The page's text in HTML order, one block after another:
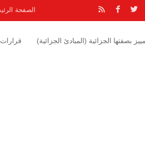
الصفحة
بصفتها الجزائية (المبادئ الجزائية) قرارات